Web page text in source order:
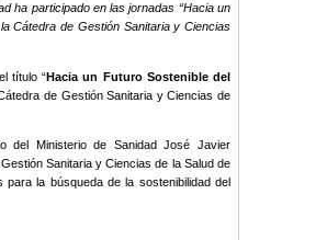
ha participado en las jornadas “Hacia un
Cátedra de Gestión Sanitaria y Ciencias
título “Hacia un Futuro Sostenible del
de Gestión Sanitaria y Ciencias de
del Ministerio de Sanidad José Javier
Sanitaria y Ciencias de la Salud de
la búsqueda de la sostenibilidad del